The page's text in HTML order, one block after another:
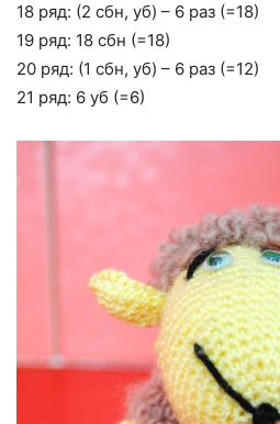
18 ряд: (2 сбн, уб) – 6 раз (=18)
19 ряд: 18 сбн (=18)
20 ряд: (1 сбн, уб) – 6 раз (=12)
21 ряд: 6 уб (=6)